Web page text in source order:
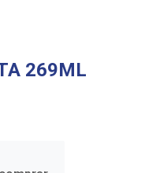
269ML